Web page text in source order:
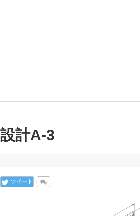
設計A-3
ツイート